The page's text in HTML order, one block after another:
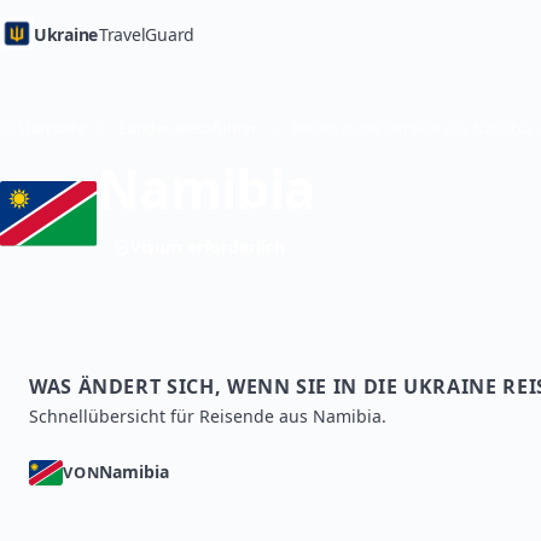
UkraineTravelGuard
WAS ÄNDERT SICH, WENN SIE IN DIE UKRAINE
Schnellübersicht für Reisende aus Namibia.
VONNamibia